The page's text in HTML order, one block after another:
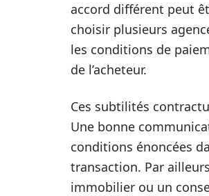
accord différent peut
choisir plusieurs
les conditions de
de l’acheteur.
Ces subtilités
Une bonne
conditions énoncées
transaction. Par
immobilier ou un